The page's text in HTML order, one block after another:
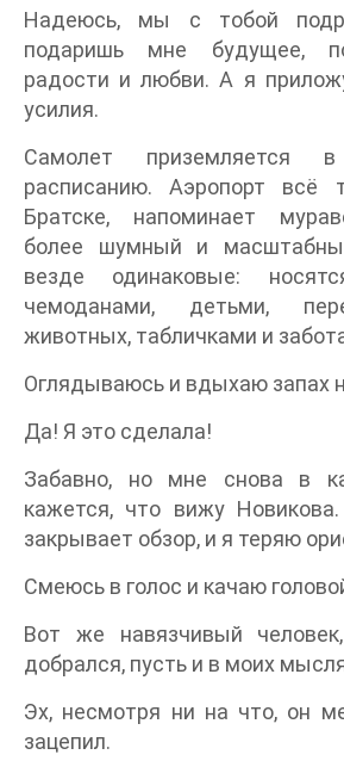
Надеюсь, мы с тобой
подаришь мне будущее,
радости и любви. А я
усилия.
Самолет приземляется
расписанию. Аэропорт всё
Братске, напоминает
более шумный и
везде одинаковые:
чемоданами, детьми,
животных, табличками и
Оглядываюсь и вдыхаю запах
Да! Я это сделала!
Забавно, но мне снова в
кажется, что вижу
закрывает обзор, и я теряю
Смеюсь в голос и качаю
Вот же навязчивый
добрался, пусть и в моих
Эх, несмотря ни на что, он
зацепил.